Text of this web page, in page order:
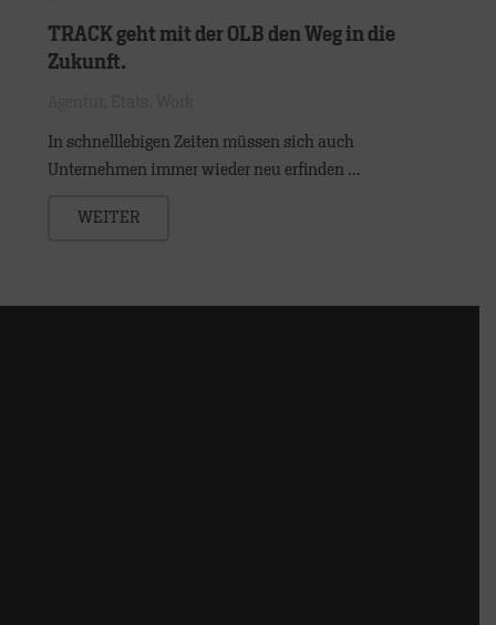
TRACK geht mit der OLB den Weg in die
Zukunft.
In schnelllebigen Zeiten müssen sich auch
Unternehmen immer wieder neu erfinden …
WEITER